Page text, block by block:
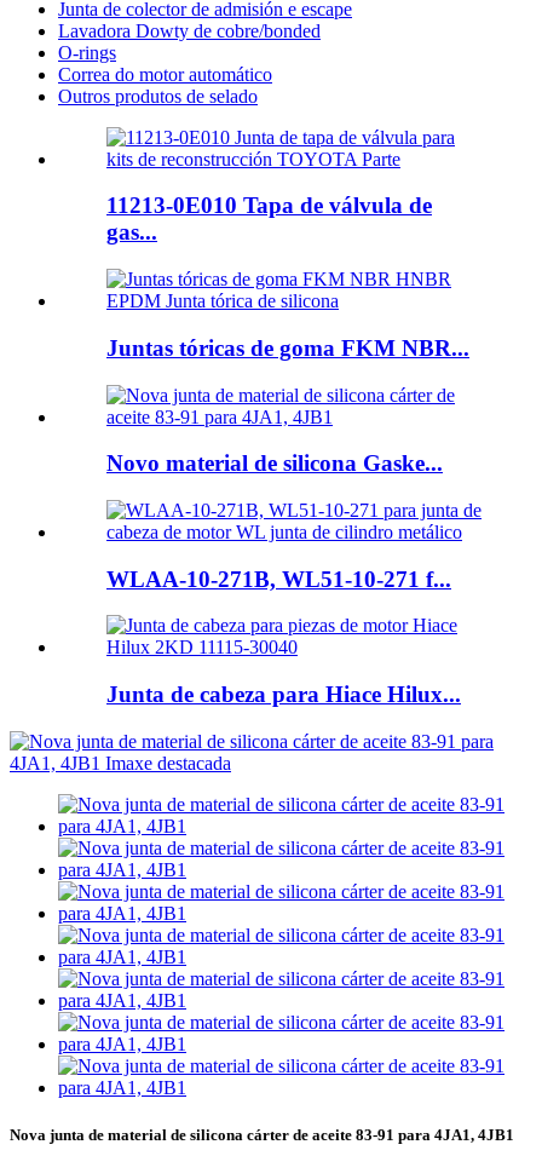
Junta de colector de admisión e escape
Lavadora Dowty de cobre/bonded
O-rings
Correa do motor automático
Outros produtos de selado
11213-0E010 Tapa de válvula de
gas...
Juntas tóricas de goma FKM NBR...
Novo material de silicona Gaske...
WLAA-10-271B, WL51-10-271 f...
Junta de cabeza para Hiace Hilux...
Nova junta de material de silicona cárter de aceite 83-91 para 4JA1, 4JB1